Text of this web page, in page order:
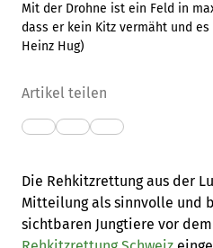
Mit der Drohne ist ein Feld in
dass er kein Kitz vermäht und
Heinz Hug)
Artikel teilen
Die Rehkitzrettung aus der
Mitteilung als sinnvolle und
sichtbaren Jungtiere vor